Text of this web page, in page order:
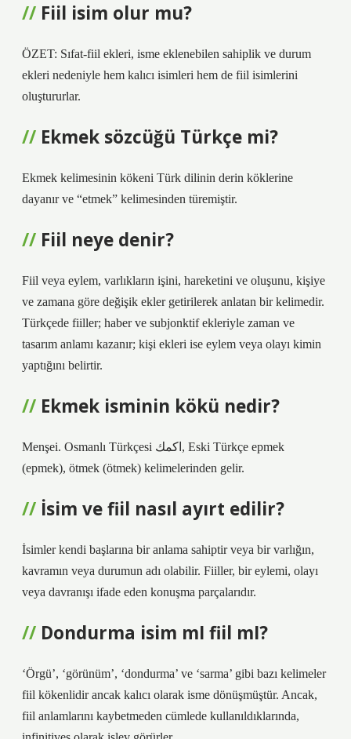
Fiil isim olur mu?
ÖZET: Sıfat-fiil ekleri, isme eklenebilen sahiplik ve durum
ekleri nedeniyle hem kalıcı isimleri hem de fiil isimlerini
oluştururlar.
Ekmek sözcüğü Türkçe mi?
Ekmek kelimesinin kökeni Türk dilinin derin köklerine
dayanır ve “etmek” kelimesinden türemiştir.
Fiil neye denir?
Fiil veya eylem, varlıkların işini, hareketini ve oluşunu, kişiye
ve zamana göre değişik ekler getirilerek anlatan bir kelimedir.
Türkçede fiiller; haber ve subjonktif ekleriyle zaman ve
tasarım anlamı kazanır; kişi ekleri ise eylem veya olayı kimin
yaptığını belirtir.
Ekmek isminin kökü nedir?
Menşei. Osmanlı Türkçesi اكمك‎, Eski Türkçe epmek‎
(epmek), ötmek‎ (ötmek) kelimelerinden gelir.
İsim ve fiil nasıl ayırt edilir?
İsimler kendi başlarına bir anlama sahiptir veya bir varlığın,
kavramın veya durumun adı olabilir. Fiiller, bir eylemi, olayı
veya davranışı ifade eden konuşma parçalarıdır.
Dondurma isim mI fiil mI?
‘Örgü’, ‘görünüm’, ‘dondurma’ ve ‘sarma’ gibi bazı kelimeler
fiil kökenlidir ancak kalıcı olarak isme dönüşmüştür. Ancak,
fiil anlamlarını kaybetmeden cümlede kullanıldıklarında,